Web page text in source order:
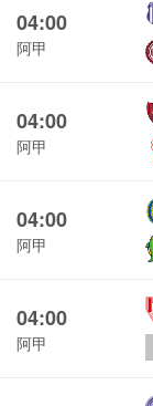
04:00
阿甲
04:00
阿甲
04:00
阿甲
04:00
阿甲